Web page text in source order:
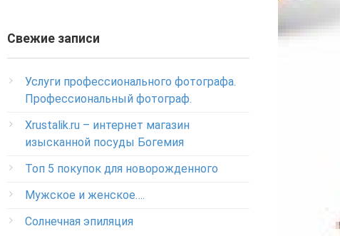
Свежие записи
Услуги профессионального фотографа.
Профессиональный фотограф.
Xrustalik.ru – интернет магазин
изысканной посуды Богемия
Топ 5 покупок для новорожденного
Мужское и женское….
Солнечная эпиляция